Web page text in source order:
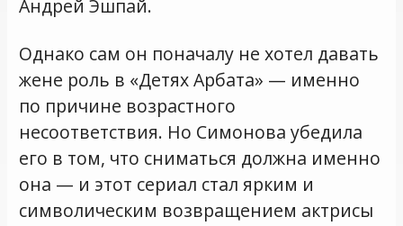
Андрей Эшпай.
Однако сам он поначалу не хотел давать
жене роль в «Детях Арбата» — именно
по причине возрастного
несоответствия. Но Симонова убедила
его в том, что сниматься должна именно
она — и этот сериал стал ярким и
символическим возвращением актрисы